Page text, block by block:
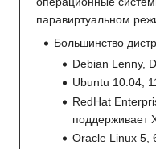
паравиртуальном
Большинство
Debian Lenny,
Ubuntu 10.04,
RedHat
поддерживает
Oracle Linux 5,